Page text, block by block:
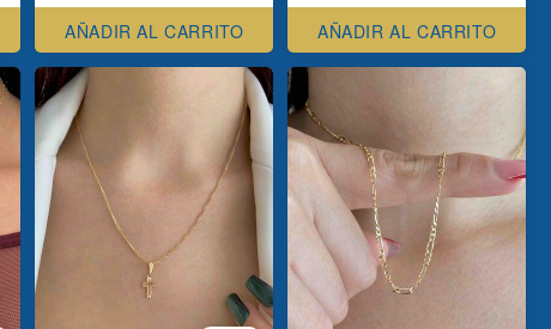
AÑADIR AL CARRITO AÑADIR AL CARRITO